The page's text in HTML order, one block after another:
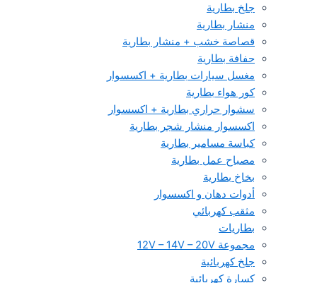
جلخ بطارية
منشار بطارية
قصاصة خشب + منشار بطارية
حفافة بطارية
مغسل سيارات بطارية + اكسسوار
كور هواء بطارية
سشوار حراري بطارية + اكسسوار
اكسسوار منشار شجر بطارية
كباسة مسامير بطارية
مصباح عمل بطارية
بخاخ بطارية
أدوات دهان و اكسسوار
مثقب كهربائي
بطاريات
مجموعة 12V – 14V – 20V
جلخ كهربائية
كسارة كهربائية